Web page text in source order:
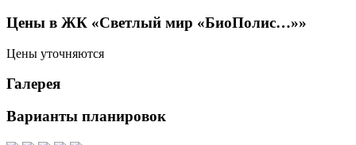
Цены в ЖК «Светлый мир «БиоПолис…»»
Цены уточняются
Галерея
Варианты планировок